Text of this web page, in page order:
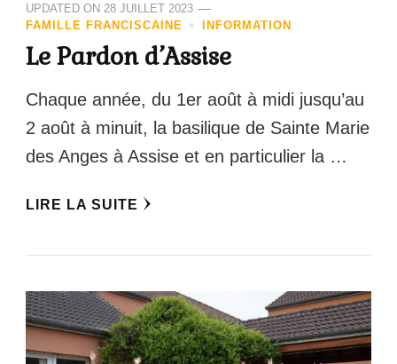
UPDATED ON 28 JUILLET 2023
FAMILLE FRANCISCAINE
INFORMATION
Le Pardon d’Assise
Chaque année, du 1er août à midi jusqu’au
2 août à minuit, la basilique de Sainte Marie
des Anges à Assise et en particulier la …
LIRE LA SUITE